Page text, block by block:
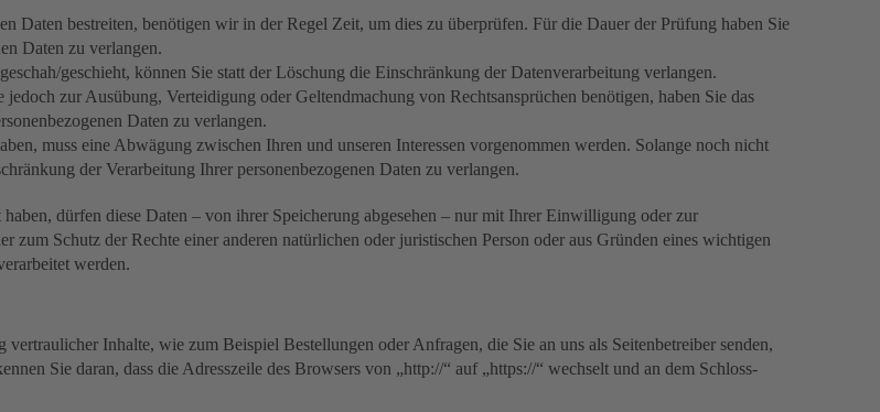
Daten bestreiten, benötigen wir in der Regel Zeit, um dies zu überprüfen. Für die Dauer der Prüfung haben Sie
Daten zu verlangen.
geschieht, können Sie statt der Löschung die Einschränkung der Datenverarbeitung verlangen.
zur Ausübung, Verteidigung oder Geltendmachung von Rechtsansprüchen benötigen, haben Sie das
Daten zu verlangen.
muss eine Abwägung zwischen Ihren und unseren Interessen vorgenommen werden. Solange noch nicht
der Verarbeitung Ihrer personenbezogenen Daten zu verlangen.
dürfen diese Daten – von ihrer Speicherung abgesehen – nur mit Ihrer Einwilligung oder zur
Schutz der Rechte einer anderen natürlichen oder juristischen Person oder aus Gründen eines wichtigen
werden.
Inhalte, wie zum Beispiel Bestellungen oder Anfragen, die Sie an uns als Seitenbetreiber senden,
Sie daran, dass die Adresszeile des Browsers von „http://“ auf „https://“ wechselt und an dem Schloss-